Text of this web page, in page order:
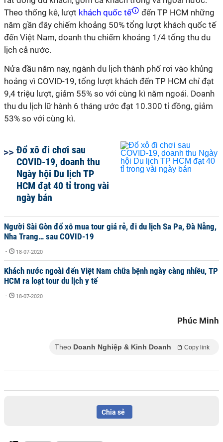
Theo thống kê, lượt khách quốc tế
đến TP HCM những
năm gần đây chiếm khoảng 50% tổng lượt khách quốc tế
đến Việt Nam, doanh thu chiếm khoảng 1/4 tổng thu du
lịch cả nước.
Nửa đầu năm nay, ngành du lịch thành phố rơi vào khủng
hoảng vì COVID-19, tổng lượt khách đến TP HCM chỉ đạt
9,4 triệu lượt, giảm 55% so với cùng kì năm ngoái. Doanh
thu du lịch lữ hành 6 tháng ước đạt 10.300 tỉ đồng, giảm
53% so với cùng kì.
Đổ xô đi chơi sau
COVID-19, doanh thu
Ngày hội Du lịch TP
HCM đạt 40 tỉ trong vài
ngày bán
Người Sài Gòn đổ xô mua tour giá rẻ, đi du lịch Sa Pa, Đà Nẵng,
Nha Trang… sau COVID-19
- 18-07-2020
Khách nước ngoài đến Việt Nam chữa bệnh ngày càng nhiều, TP
HCM ra loạt tour du lịch y tế
- 18-07-2020
Phúc Minh
Theo Doanh Nghiệp & Kinh Doanh Copy link
Chia sẻ